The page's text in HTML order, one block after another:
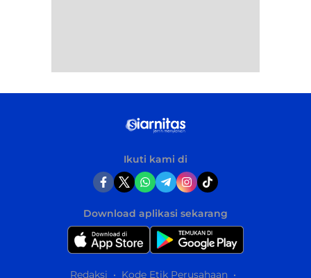
Ikuti kami di
Download aplikasi sekarang
Redaksi Kode Etik Perusahaan